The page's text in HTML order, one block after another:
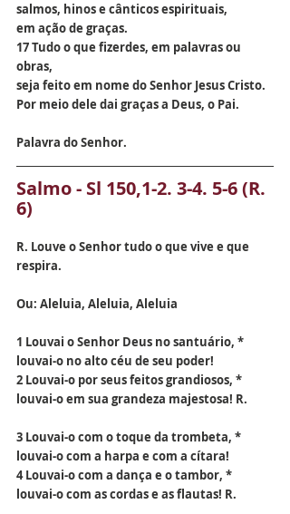
salmos, hinos e cânticos espirituais,
em ação de graças.
17 Tudo o que fizerdes, em palavras ou
obras,
seja feito em nome do Senhor Jesus Cristo.
Por meio dele dai graças a Deus, o Pai.
Palavra do Senhor.
Salmo - Sl 150,1-2. 3-4. 5-6 (R.
6)
R. Louve o Senhor tudo o que vive e que
respira.
Ou: Aleluia, Aleluia, Aleluia
1 Louvai o Senhor Deus no santuário, *
louvai-o no alto céu de seu poder!
2 Louvai-o por seus feitos grandiosos, *
louvai-o em sua grandeza majestosa! R.
3 Louvai-o com o toque da trombeta, *
louvai-o com a harpa e com a cítara!
4 Louvai-o com a dança e o tambor, *
louvai-o com as cordas e as flautas! R.